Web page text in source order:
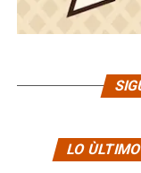
LO ÙLTIMO